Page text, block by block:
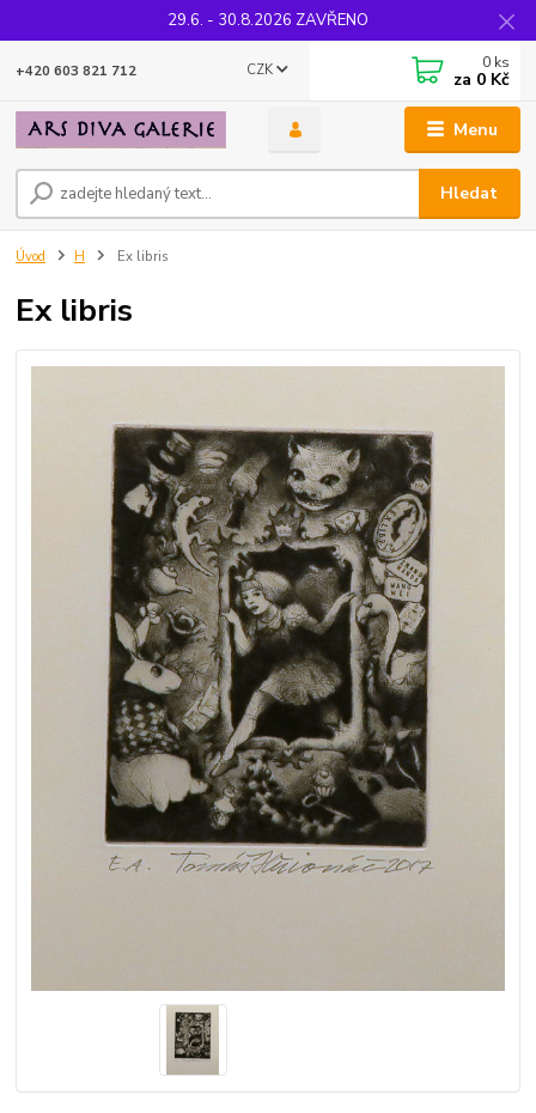
29.6. - 30.8.2026 ZAVŘENO
Menu
CZK
Hledat
+420 603 821 712 0 ks
za 0 Kč
Úvod H Ex libris
Ex libris